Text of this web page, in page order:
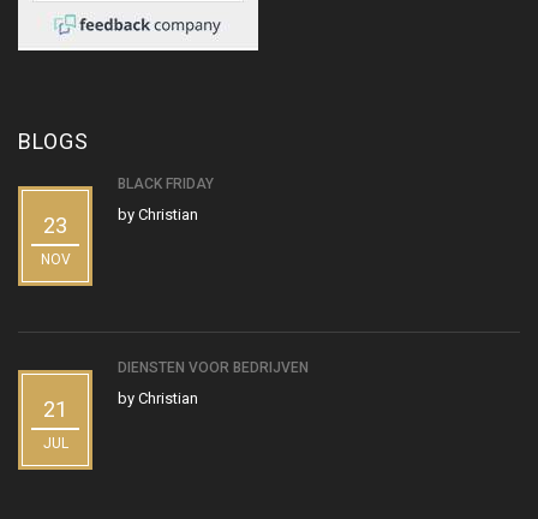
BLOGS
23
NOV
BLACK FRIDAY
by Christian
21
JUL
DIENSTEN VOOR BEDRIJVEN
by Christian